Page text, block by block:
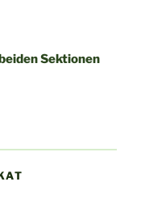
Sektionen